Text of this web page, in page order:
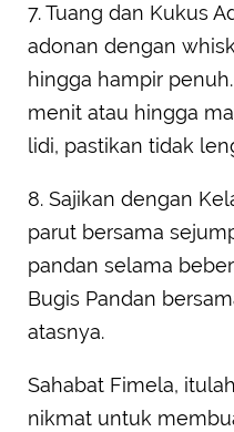
7. Tuang dan Kukus
adonan dengan
hingga hampir
menit atau hingga
lidi, pastikan tidak
8. Sajikan dengan
parut bersama
pandan selama
Bugis Pandan
atasnya.
Sahabat Fimela,
nikmat untuk